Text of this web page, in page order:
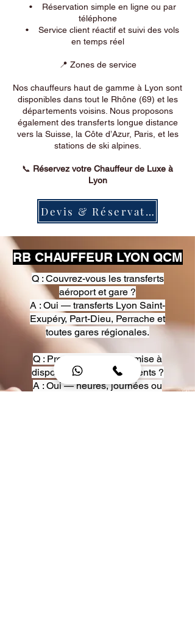
• Réservation simple en ligne ou par
téléphone
• Service client réactif et suivi des vols
en temps réel
📍 Zones de service
Nos chauffeurs haut de gamme à Lyon sont
disponibles dans tout le Rhône (69) et les
départements voisins. Nous proposons
également des transferts longue distance
vers la Suisse, la Côte d’Azur, Paris, et les
stations de ski alpines.
📞 Réservez votre Chauffeur de Luxe à
Lyon
Devis & Réservation
RB CHAUFFEUR LYON QCM
Q : Couvrez-vous les transferts
aéroport et gare ?
A : Oui — transferts Lyon Saint-
Exupéry, Part-Dieu, Perrache et
toutes gares régionales.
Q : Proposez-vous une mise à
disposition pour événements ?
A : Oui — heures, journées ou